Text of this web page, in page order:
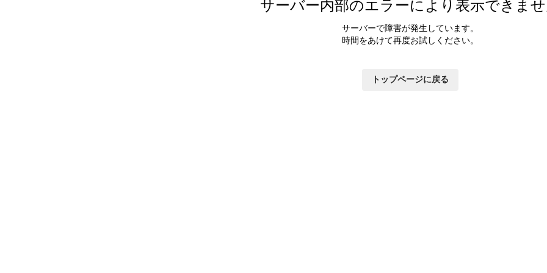
サーバー内部のエラーにより表示できま
サーバーで障害が発生しています。
時間をあけて再度お試しください。
トップページに戻る